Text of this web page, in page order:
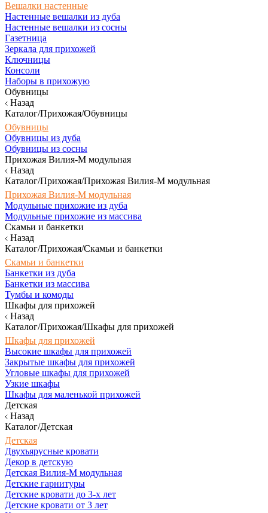
Вешалки настенные
Настенные вешалки из дуба
Настенные вешалки из сосны
Газетница
Зеркала для прихожей
Ключницы
Консоли
Наборы в прихожую
Обувницы
Назад
Каталог/Прихожая/Обувницы
Обувницы
Обувницы из дуба
Обувницы из сосны
Прихожая Вилия-М модульная
Назад
Каталог/Прихожая/Прихожая Вилия-М модульная
Прихожая Вилия-М модульная
Модульные прихожие из дуба
Модульные прихожие из массива
Скамьи и банкетки
Назад
Каталог/Прихожая/Скамьи и банкетки
Скамьи и банкетки
Банкетки из дуба
Банкетки из массива
Тумбы и комоды
Шкафы для прихожей
Назад
Каталог/Прихожая/Шкафы для прихожей
Шкафы для прихожей
Высокие шкафы для прихожей
Закрытые шкафы для прихожей
Угловые шкафы для прихожей
Узкие шкафы
Шкафы для маленькой прихожей
Детская
Назад
Каталог/Детская
Детская
Двухъярусные кровати
Декор в детскую
Детская Вилия-М модульная
Детские гарнитуры
Детские кровати до 3-х лет
Детские кровати от 3 лет